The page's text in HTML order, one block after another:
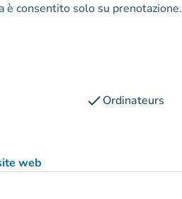
è consentito solo su prenotazione.
checkOrdinateurs
web
onglet)